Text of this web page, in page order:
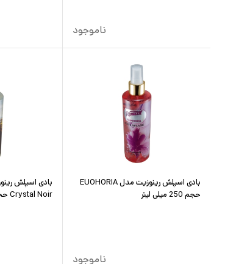
ناموجود
بادی اسپلش رینوزیت مدل EUOHORIA
حجم 250 میلی لیتر
ناموجود
Crystal Noir حجم 250 میلی لیتر